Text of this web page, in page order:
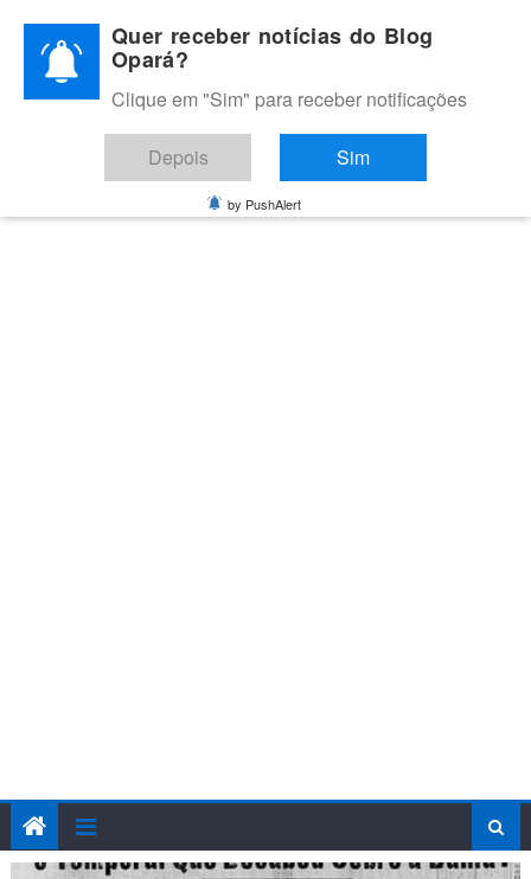
content
BLOG OPARÁ
Melhores notícias de Juazeiro, Petrolina e do Vale do São
Francisco
Quer receber notícias do Blog
Opará?
Clique em "Sim" para receber notificações
Depois Sim
by PushAlert